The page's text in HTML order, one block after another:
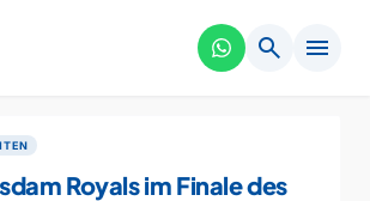
search menu
Royals im Finale des